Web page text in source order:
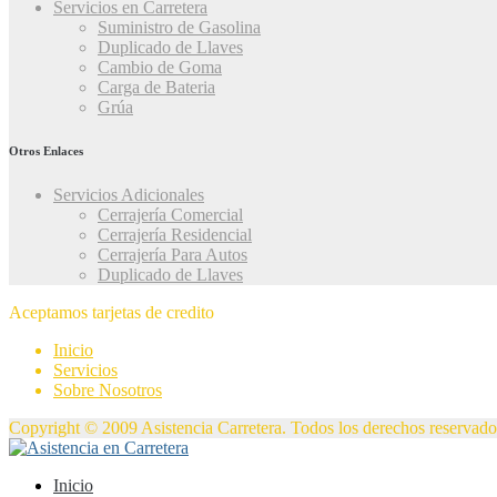
Servicios en Carretera
Suministro de Gasolina
Duplicado de Llaves
Cambio de Goma
Carga de Bateria
Grúa
Otros Enlaces
Servicios Adicionales
Cerrajería Comercial
Cerrajería Residencial
Cerrajería Para Autos
Duplicado de Llaves
Aceptamos tarjetas de credito
Inicio
Servicios
Sobre Nosotros
Copyright © 2009 Asistencia Carretera. Todos los derechos
Inicio